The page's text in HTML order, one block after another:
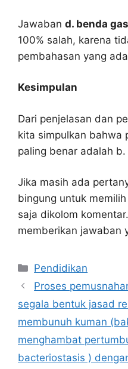
Jawaban d. benda gas
100% salah, karena
pembahasan yang
Kesimpulan
Dari penjelasan dan
kita simpulkan bahwa
paling benar adalah
Jika masih ada
bingung untuk
saja dikolom
memberikan jawaban
Kategori
Pendidikan
Proses
segala bentuk jasad
membunuh kuman
menghambat
bacteriostasis )